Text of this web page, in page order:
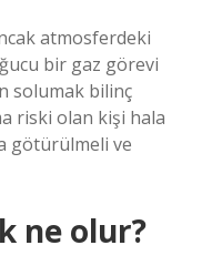
atmosferdeki
bir gaz görevi
solumak bilinç
riski olan kişi hala
götürülmeli ve
ne olur?